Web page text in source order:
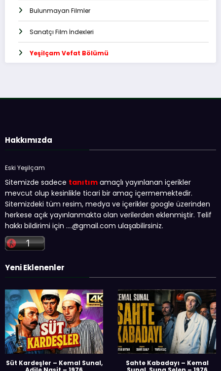
Bulunmayan Filmler
Sanatçı Film İndexleri
Yeşilçam Vefat Bölümü
Hakkımızda
Eski Yeşilçam
Sitemizde sadece tanıtım amaçlı yayınlanan içerikler
mevcut olup kesinlikle ticari bir amaç içermemektedir.
Sitemizdeki tüm resim, medya ve içerikler google üzerinden
herkese açık yayınlanmakta olan verilerden eklenmiştir. Telif
hakkı bildirimi için ….@gmail.com ulaşabilirsiniz.
Yeni Eklenenler
Süt Kardeşler – Kemal Sunal,
Sahte Kabadayı – Kemal